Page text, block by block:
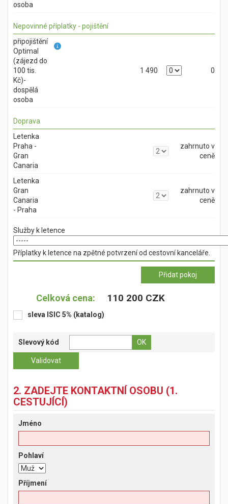
osoba
Nepovinné příplatky - pojištění
připojištění
Optimal
(zájezd do
100 tis.
Kč)-
dospělá
osoba
1 490 0
Doprava
Letenka
Praha -
Gran
Canaria
zahrnuto v
ceně
Letenka
Gran
Canaria
- Praha
zahrnuto v
ceně
Služby k letence
Příplatky k letence na zpětné potvrzení od cestovní kanceláře.
Celková cena: 110 200 CZK
sleva ISIC 5% (katalog)
Slevový kód
2. ZADEJTE KONTAKTNÍ OSOBU (1.
CESTUJÍCÍ)
Jméno
Pohlaví
Příjmení